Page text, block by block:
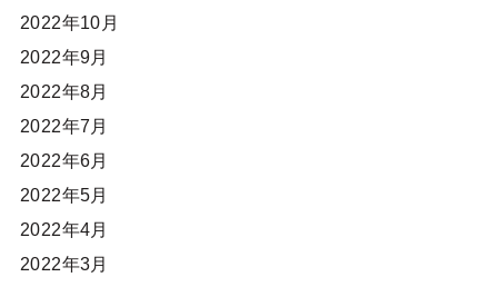
2022年10月
2022年9月
2022年8月
2022年7月
2022年6月
2022年5月
2022年4月
2022年3月